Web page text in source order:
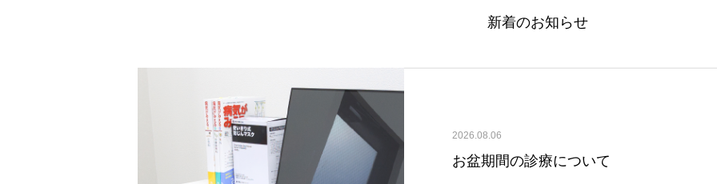
新着のお知らせ
2026.08.06
お盆期間の診療について